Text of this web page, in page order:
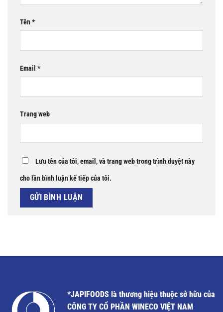
Tên*
Email *
Trang web
Lưu tên của tôi, email, và trang web trong trình duyệt này
cho lần bình luận kế tiếp của tôi.
*JAPIFOODS là thương hiệu thuộc sở hữu của
CÔNG TY CỔ PHẦN WINECO VIỆT NAM